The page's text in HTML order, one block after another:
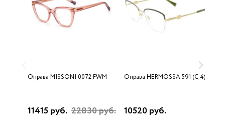
Оправа MISSONI 0072 FWM
11415 руб. 22830 руб.
Оправа HERMOSSA 591 (C 4)
10520 руб.